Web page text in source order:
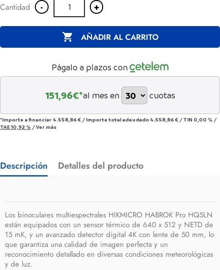
Cantidad - +
 AÑADIR AL CARRITO
Págalo a plazos con
151,96€*al mes en cuotas
*Importe a financiar 4.558,86 € / Importe total adeudado 4.558,86 € / TIN 0,00 % /
TAE10,92 % /Ver más
Descripción Detalles del producto
Los binoculares multiespectrales HIKMICRO HABROK Pro HQ5LN
están equipados con un sensor térmico de 640 x 512 y NETD de
15 mK, y un avanzado detector digital 4K con lente de 50 mm, lo
que garantiza una calidad de imagen perfecta y un
reconocimiento detallado en diversas condiciones meteorológicas
y de luz.